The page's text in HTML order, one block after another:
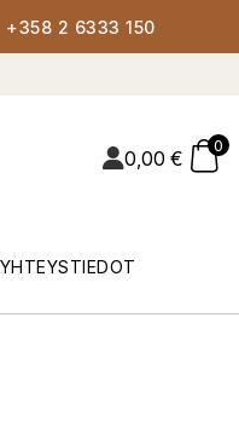
+358 2 6333 150
0,00 €
0
YHTEYSTIEDOT